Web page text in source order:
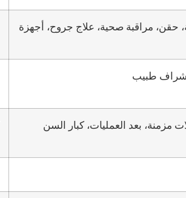
حقن، مراقبة صحية، علاج جروح، أجهزة
طبيب
مزمنة، بعد العمليات، كبار السن